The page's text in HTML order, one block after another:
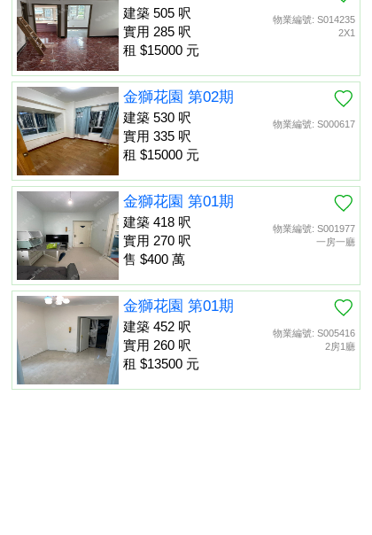
物業編號: S014235
2X1
建築 505 呎
實用 285 呎
租 $15000 元
物業編號: S000617
金獅花園 第02期
建築 530 呎
實用 335 呎
租 $15000 元
物業編號: S001977
一房一廳
金獅花園 第01期
建築 418 呎
實用 270 呎
售 $400 萬
物業編號: S005416
2房1廳
金獅花園 第01期
建築 452 呎
實用 260 呎
租 $13500 元